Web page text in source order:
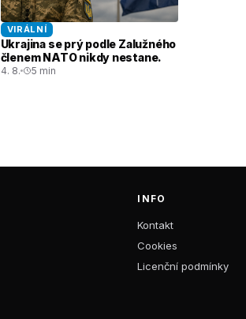
VIRÁLNÍ
Ukrajina se prý podle Zalužného
členem NATO nikdy nestane.
4. 8. 5 min
INFO
Kontakt
Cookies
Licenční podmínky